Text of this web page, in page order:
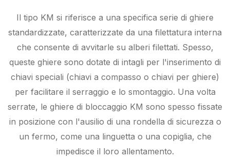
Il tipo KM si riferisce a una specifica serie di ghiere
standardizzate, caratterizzate da una filettatura interna
che consente di avvitarle su alberi filettati. Spesso,
queste ghiere sono dotate di intagli per l'inserimento di
chiavi speciali (chiavi a compasso o chiavi per ghiere)
per facilitare il serraggio e lo smontaggio. Una volta
serrate, le ghiere di bloccaggio KM sono spesso fissate
in posizione con l'ausilio di una rondella di sicurezza o
un fermo, come una linguetta o una copiglia, che
impedisce il loro allentamento.